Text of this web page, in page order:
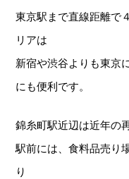
東京駅まで直線距離で
リアは
新宿や渋谷よりも東京
にも便利です。
錦糸町駅近辺は近年の
駅前には、食料品売り
り